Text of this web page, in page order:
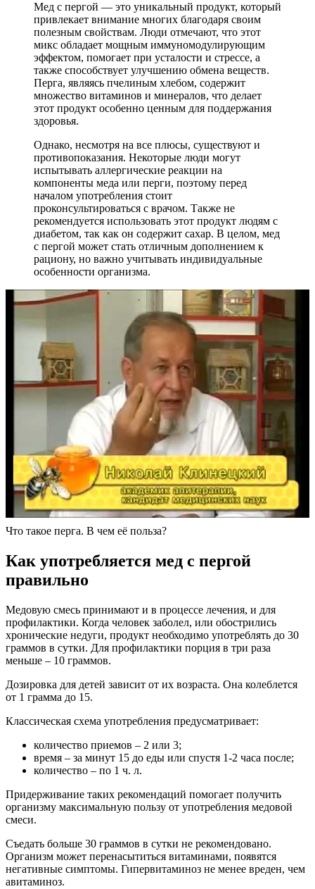
Мед с пергой — это уникальный продукт, который
привлекает внимание многих благодаря своим
полезным свойствам. Люди отмечают, что этот
микс обладает мощным иммуномодулирующим
эффектом, помогает при усталости и стрессе, а
также способствует улучшению обмена веществ.
Перга, являясь пчелиным хлебом, содержит
множество витаминов и минералов, что делает
этот продукт особенно ценным для поддержания
здоровья.
Однако, несмотря на все плюсы, существуют и
противопоказания. Некоторые люди могут
испытывать аллергические реакции на
компоненты меда или перги, поэтому перед
началом употребления стоит
проконсультироваться с врачом. Также не
рекомендуется использовать этот продукт людям с
диабетом, так как он содержит сахар. В целом, мед
с пергой может стать отличным дополнением к
рациону, но важно учитывать индивидуальные
особенности организма.
Что такое перга. В чем её польза?
Как употребляется мед с пергой
правильно
Медовую смесь принимают и в процессе лечения, и для
профилактики. Когда человек заболел, или обострились
хронические недуги, продукт необходимо употреблять до 30
граммов в сутки. Для профилактики порция в три раза
меньше – 10 граммов.
Дозировка для детей зависит от их возраста. Она колеблется
от 1 грамма до 15.
Классическая схема употребления предусматривает:
количество приемов – 2 или 3;
время – за минут 15 до еды или спустя 1-2 часа после;
количество – по 1 ч. л.
Придерживание таких рекомендаций помогает получить
организму максимальную пользу от употребления медовой
смеси.
Съедать больше 30 граммов в сутки не рекомендовано.
Организм может перенасытиться витаминами, появятся
негативные симптомы. Гипервитаминоз не менее вреден, чем
авитаминоз.